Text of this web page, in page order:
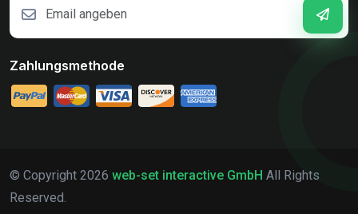
Zahlungsmethode
© Copyright 2026 web-set interactive GmbH All Rights
Reserved.